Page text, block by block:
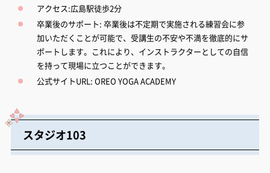
アクセス:広島駅徒歩2分
卒業後のサポート: 卒業後は不定期で実施される練習会に参
加いただくことが可能で、受講生の不安や不満を徹底的にサ
ポートします。これにより、インストラクターとしての自信
を持って現場に立つことができます。
公式サイトURL:OREO YOGA ACADEMY
スタジオ103